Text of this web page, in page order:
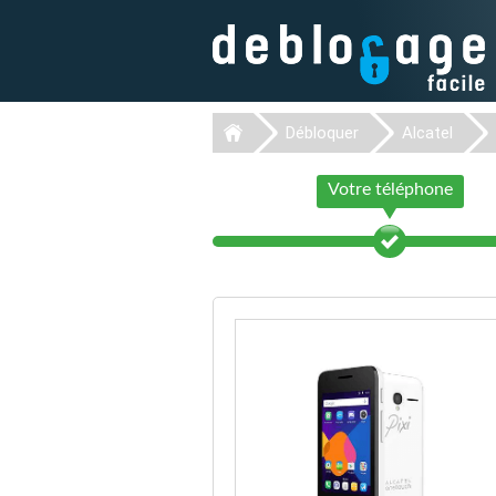
Débloquer Alcatel
Votre téléphone